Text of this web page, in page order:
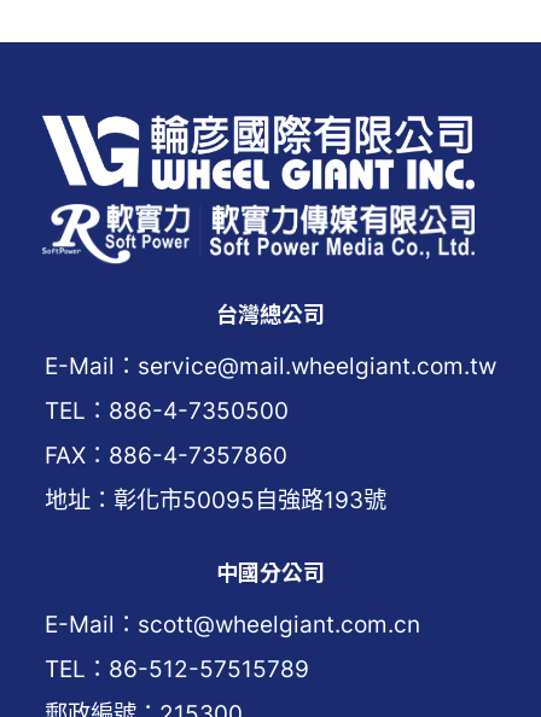
台灣總公司
E-Mail：service@mail.wheelgiant.com.tw
TEL：886-4-7350500
FAX：886-4-7357860
地址：彰化市50095自強路193號
中國分公司
E-Mail：scott@wheelgiant.com.cn
TEL：86-512-57515789